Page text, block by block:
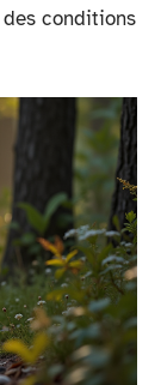
des conditions